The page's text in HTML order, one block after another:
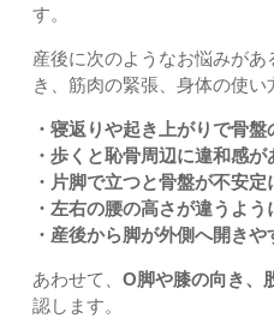
す。
産後に次のようなお悩みが
き、筋肉の緊張、身体の使い
・寝返りや起き上がりで骨
・歩くと恥骨周辺に違和感が
・片脚で立つと骨盤が不安定
・左右の腰の高さが違うよう
・産後から脚が外側へ開きや
あわせて、 O脚や膝の向き、
認します。